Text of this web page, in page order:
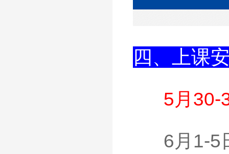
四、上课
5月30-
6月1-5